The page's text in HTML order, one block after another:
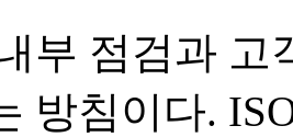
부 점검과 고
방침이다.